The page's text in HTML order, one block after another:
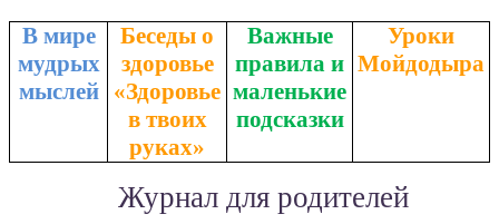
В мире
мудрых
мыслей
Беседы о
здоровье
«Здоровье
в твоих
руках»
Важные
правила и
маленькие
подсказки
Уроки
Мойдодыра
Журнал для родителей